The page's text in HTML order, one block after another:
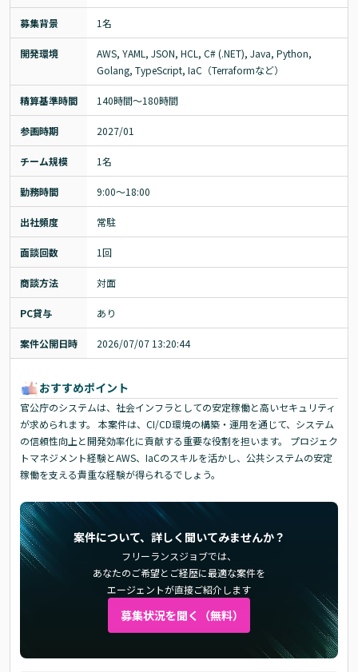
募集背景 1名
開発環境
AWS, YAML, JSON, HCL, C# (.NET), Java, Python,
Golang, TypeScript, IaC（Terraformなど）
精算基準時間 140時間〜180時間
参画時期 2027/01
チーム規模 1名
勤務時間 9:00～18:00
出社頻度 常駐
面談回数 1回
商談方法 対面
PC貸与 あり
案件公開日時 2026/07/07 13:20:44
おすすめポイント
官公庁のシステムは、社会インフラとしての安定稼働と高いセキュリティ
が求められます。 本案件は、CI/CD環境の構築・運用を通じて、システム
の信頼性向上と開発効率化に貢献する重要な役割を担います。 プロジェク
トマネジメント経験とAWS、IaCのスキルを活かし、公共システムの安定
稼働を支える貴重な経験が得られるでしょう。
案件について、詳しく聞いてみませんか？
フリーランスジョブでは、
あなたのご希望とご経歴に最適な案件を
エージェントが直接ご紹介します
募集状況を聞く（無料）